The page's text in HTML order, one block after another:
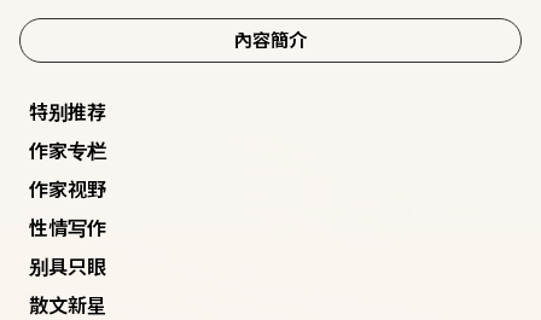
內容簡介
特别推荐
作家专栏
作家视野
性情写作
别具只眼
散文新星